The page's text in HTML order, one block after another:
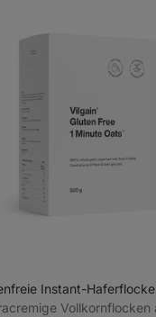
Instant-
Vollkornflocken